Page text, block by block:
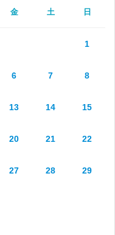
金 土 日
1
6 7 8
13 14 15
20 21 22
27 28 29